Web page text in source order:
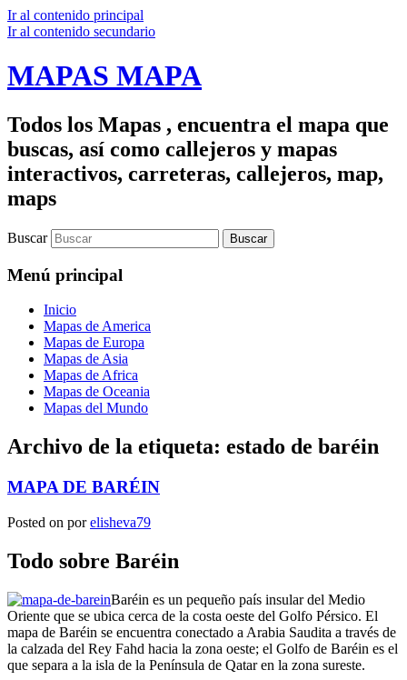
Ir al contenido principal
Ir al contenido secundario
MAPAS MAPA
Todos los Mapas , encuentra el mapa que
buscas, así como callejeros y mapas
interactivos, carreteras, callejeros, map,
maps
Buscar
Menú principal
Inicio
Mapas de America
Mapas de Europa
Mapas de Asia
Mapas de Africa
Mapas de Oceania
Mapas del Mundo
Archivo de la etiqueta: estado de baréin
MAPA DE BARÉIN
Posted on porelisheva79
Todo sobre Baréin
Baréin es un pequeño país insular del Medio
Oriente que se ubica cerca de la costa oeste del Golfo Pérsico. El
mapa de Baréin se encuentra conectado a Arabia Saudita a través de
la calzada del Rey Fahd hacia la zona oeste; el Golfo de Baréin es el
que separa a la isla de la Península de Qatar en la zona sureste.